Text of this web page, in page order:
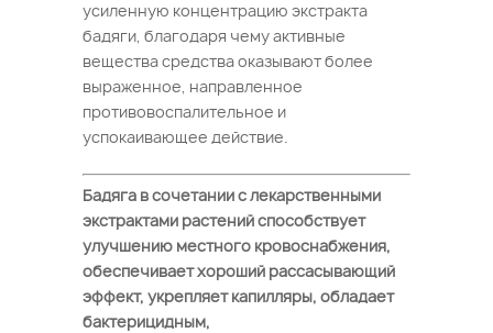
усиленную концентрацию экстракта
бадяги, благодаря чему активные
вещества средства оказывают более
выраженное, направленное
противовоспалительное и
успокаивающее действие.
Бадяга в сочетании с лекарственными
экстрактами растений способствует
улучшению местного кровоснабжения,
обеспечивает хороший рассасывающий
эффект, укрепляет капилляры, обладает
бактерицидным,